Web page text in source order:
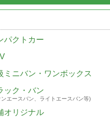
パクトカー
ミニバン・ワンボックス
ック・バン
エースバン、ライトエースバン等)
オリジナル